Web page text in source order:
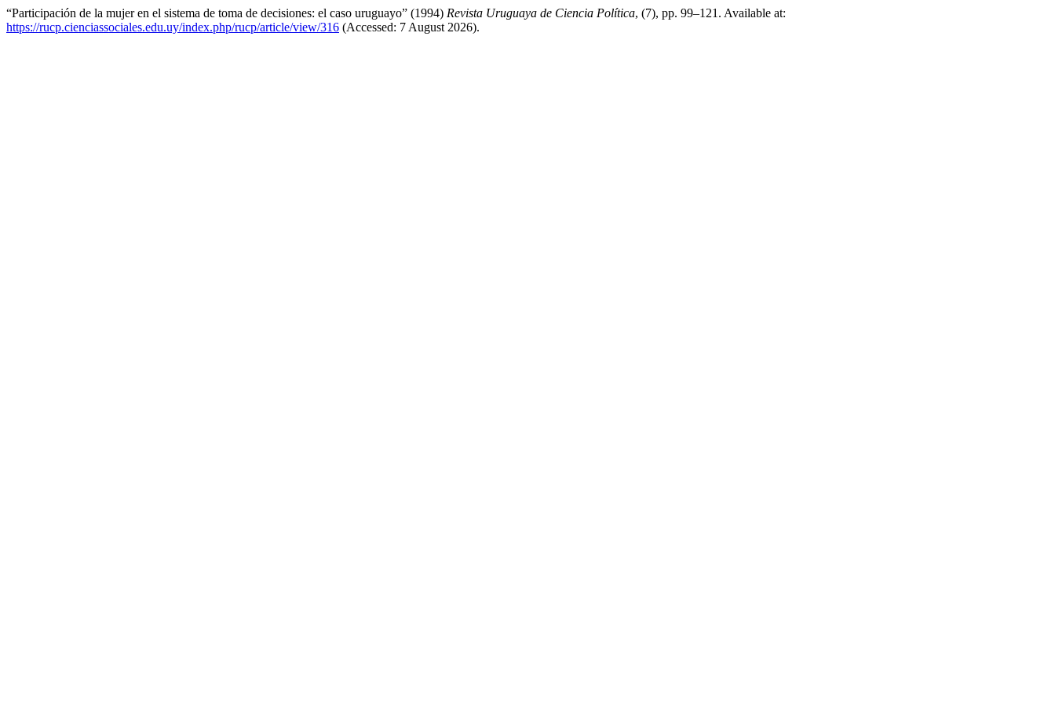
“Participación de la mujer en el sistema de toma de decisiones: el caso uruguayo” (1994) Revista Uruguaya de Ciencia Política, (7), pp. 99–121. Available at:
https://rucp.cienciassociales.edu.uy/index.php/rucp/article/view/316 (Accessed: 7 August 2026).